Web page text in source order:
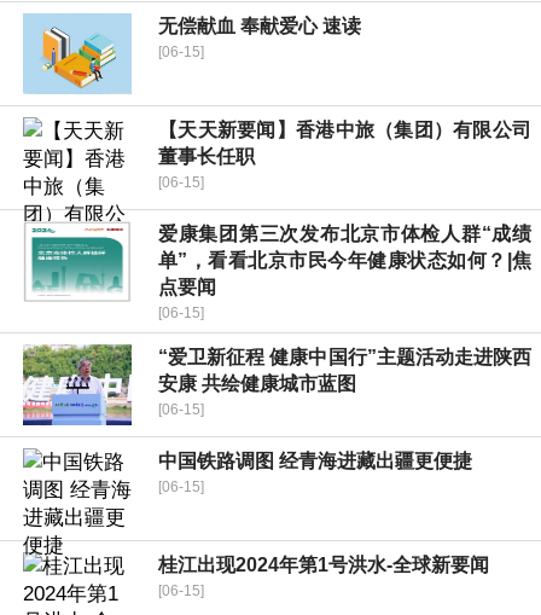
无偿献血 奉献爱心 速读
[06-15]
【天天新要闻】香港中旅（集团）有限公司
董事长任职
[06-15]
爱康集团第三次发布北京市体检人群“成绩
单”，看看北京市民今年健康状态如何？|焦
点要闻
[06-15]
“爱卫新征程 健康中国行”主题活动走进陕西
安康 共绘健康城市蓝图
[06-15]
中国铁路调图 经青海进藏出疆更便捷
[06-15]
桂江出现2024年第1号洪水-全球新要闻
[06-15]